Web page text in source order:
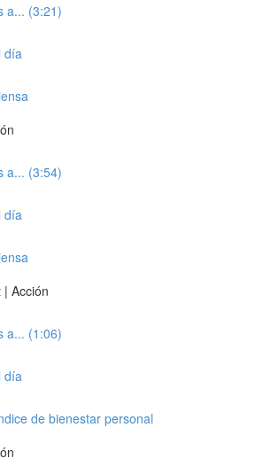
a... (3:21)
día
a... (3:54)
día
Acción
a... (1:06)
día
de bienestar personal